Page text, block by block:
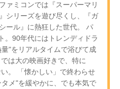
ァミコンでは『スーパーマリ
シリーズを遊び尽くし、『ガ
ール』に熱狂した世代。 パ
。90年代にはトレンディドラ
"をリアルタイムで浴びて成
は大の映画好きで、特に
。 「懐かしい」で終わらせ
メ"を緩やかに、でも本気で